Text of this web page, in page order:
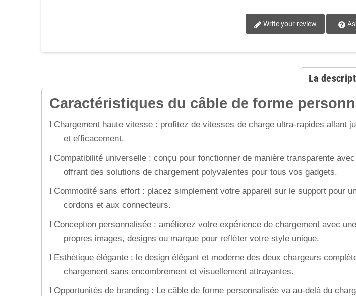
Write your review
La
Caractéristiques du câble de forme
l Chargement haute vitesse : profitez de vitesses de charge ultra-rapides allant
et efficacement.
l Compatibilité universelle : conçu pour fonctionner de manière transparente
offrant des solutions de chargement polyvalentes pour tous vos gadgets.
l Commodité sans effort : placez simplement votre appareil sur le support pour
cordons et aux connecteurs.
l Conception personnalisée : améliorez votre expérience de chargement avec
propres images, designs ou marque pour refléter votre style unique.
l Esthétique élégante : le design élégant et moderne des deux chargeurs
chargement sans encombrement et visuellement attrayantes.
l Opportunités de branding : Le câble de forme personnalisée va au-delà du